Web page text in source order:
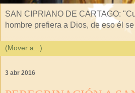
SAN CIPRIANO DE CARTAGO:
hombre prefiera a Dios, de eso él
3 abr 2016